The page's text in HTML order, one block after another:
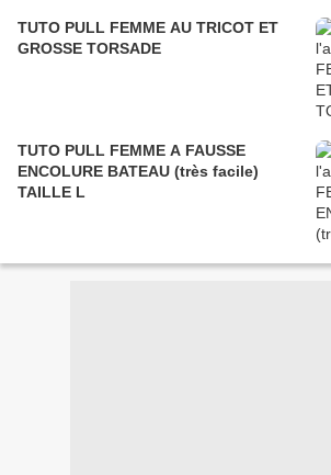
TUTO PULL FEMME AU TRICOT ET
GROSSE TORSADE
TUTO PULL FEMME A FAUSSE
ENCOLURE BATEAU (très facile)
TAILLE L